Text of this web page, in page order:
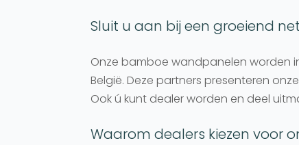
Sluit u aan bij een groeiend
Onze bamboe wandpanelen worden
België. Deze partners presenteren
Ook ú kunt dealer worden en deel
Waarom dealers kiezen voor